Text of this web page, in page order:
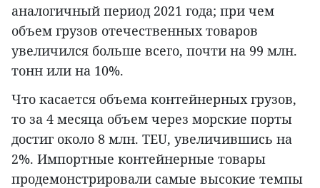
аналогичный период 2021 года; при чем
объем грузов отечественных товаров
увеличился больше всего, почти на 99 млн.
тонн или на 10%.
Что касается объема контейнерных грузов,
то за 4 месяца объем через морские порты
достиг около 8 млн. TEU, увеличившись на
2%. Импортные контейнерные товары
продемонстрировали самые высокие темпы